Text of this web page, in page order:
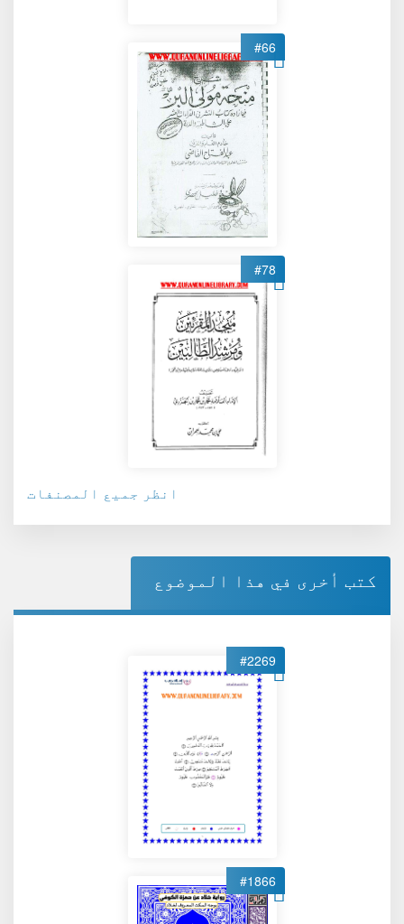
#66
#78
انظر جميع المصنفات
كتب أخرى في هذا الموضوع
#2269
#1866